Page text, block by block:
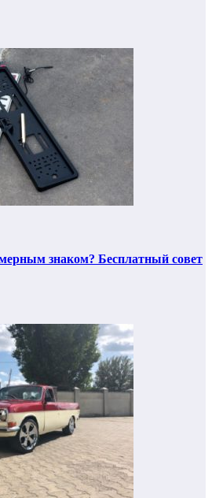
знаком? Бесплатный совет